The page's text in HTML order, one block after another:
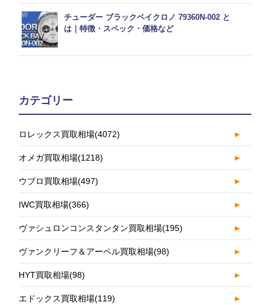
チューダー ブラックベイクロノ 79360N-002 と
は｜特徴・スペック・価格など
カテゴリー
ロレックス買取相場(4072) ►
オメガ買取相場(1218) ►
ウブロ買取相場(497) ►
IWC買取相場(366) ►
ヴァシュロンコンスタンタン買取相場(195) ►
ヴァンクリーフ＆アーペル買取相場(98) ►
HYT買取相場(98) ►
エドックス買取相場(119) ►